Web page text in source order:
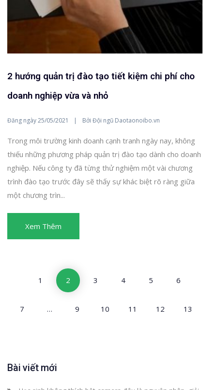
2 hướng quản trị đào tạo tiết kiệm chi phí cho
doanh nghiệp vừa và nhỏ
Đăng ngày25/05/2021 Bởi Đội ngũ Daotaonoibo.vn
Trong môi trường kinh doanh cạnh tranh ngày nay, không
thiếu những phương pháp quản trị đào tạo dành cho doanh
nghiệp. Nếu công ty đã từng thử nghiệm một vài chương
trình đào tạo trước đây sẽ thấy sự khác biệt rõ ràng giữa
một chương trìn...
Xem Thêm
1 2 3 4 5 6
7 … 9 10 11 12 13
Bài viết mới